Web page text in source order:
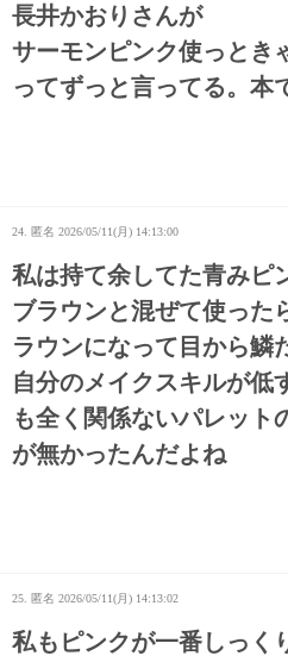
長井かおりさんが
サーモンピンク使っとき
ってずっと言ってる。本
24. 匿名 2026/05/11(月) 14:13:00
私は持て余してた青みピ
ブラウンと混ぜて使った
ラウンになって目から鱗
自分のメイクスキルが低
も全く関係ないパレット
が無かったんだよね
25. 匿名 2026/05/11(月) 14:13:02
私もピンクが一番しっく